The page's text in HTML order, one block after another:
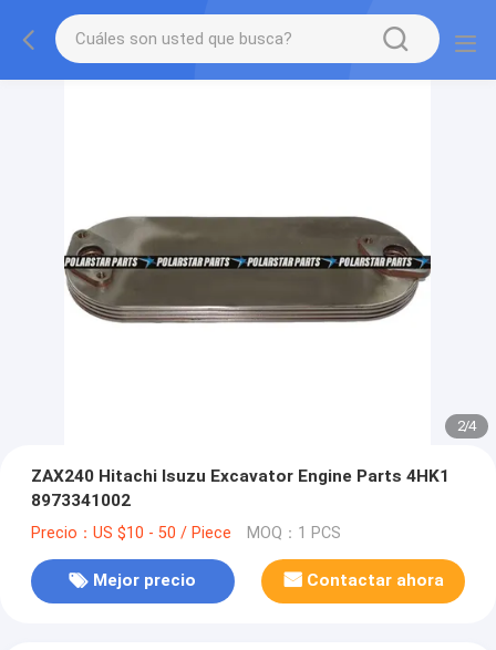
2/4
ZAX240 Hitachi Isuzu Excavator Engine Parts 4HK1
8973341002
Precio：US $10 - 50 / Piece MOQ：1 PCS
Mejor precio Contactar ahora